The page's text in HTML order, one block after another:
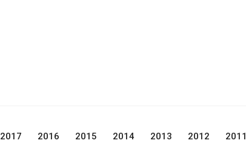
2017 2016 2015 2014 2013 2012 2011